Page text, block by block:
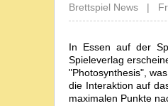
Brettspiel News |
In Essen auf der
Spieleverlag
"Photosynthesis",
die Interaktion auf
maximalen Punkte